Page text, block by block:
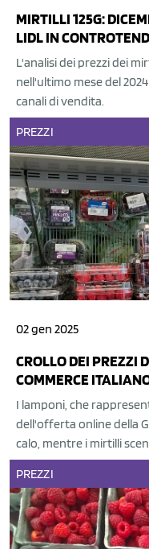
MIRTILLI 125G:
LIDL IN
L'analisi dei prezzi dei
nell'ultimo mese del
canali di vendita.
PREZZI
02 gen 2025
CROLLO DEI PREZZI
COMMERCE
I lamponi, che
dell'offerta online della
calo, mentre i mirtilli
PREZZI